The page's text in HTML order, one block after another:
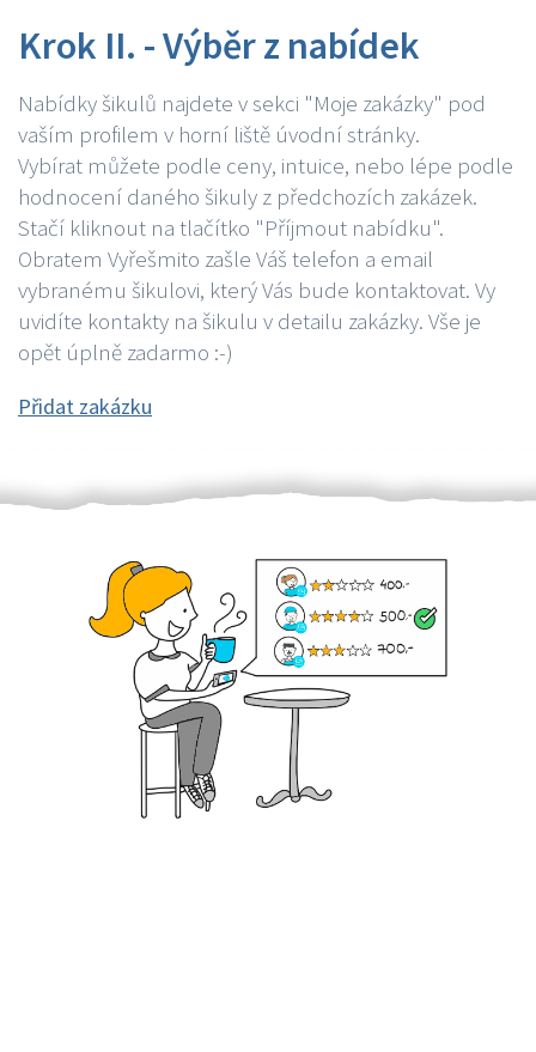
Krok II. - Výběr z nabídek
Nabídky šikulů najdete v sekci "Moje zakázky" pod
vaším profilem v horní liště úvodní stránky.
Vybírat můžete podle ceny, intuice, nebo lépe podle
hodnocení daného šikuly z předchozích zakázek.
Stačí kliknout na tlačítko "Příjmout nabídku".
Obratem Vyřešmito zašle Váš telefon a email
vybranému šikulovi, který Vás bude kontaktovat. Vy
uvidíte kontakty na šikulu v detailu zakázky. Vše je
opět úplně zadarmo :-)
Přidat zakázku